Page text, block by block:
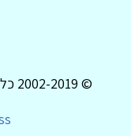
© 2002-2019 כל הזכויות שמורות לפסיכולוגיה עברית